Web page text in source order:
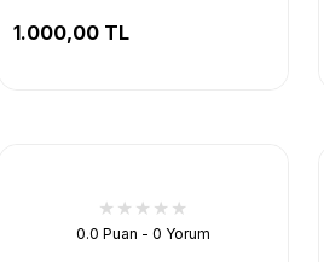
1.000,00 TL
0.0 Puan - 0 Yorum